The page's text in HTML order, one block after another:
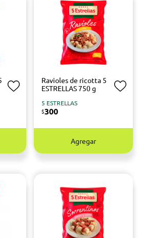
Ravioles de ricotta 5
ESTRELLAS 750 g
5 ESTRELLAS
$300
Agregar